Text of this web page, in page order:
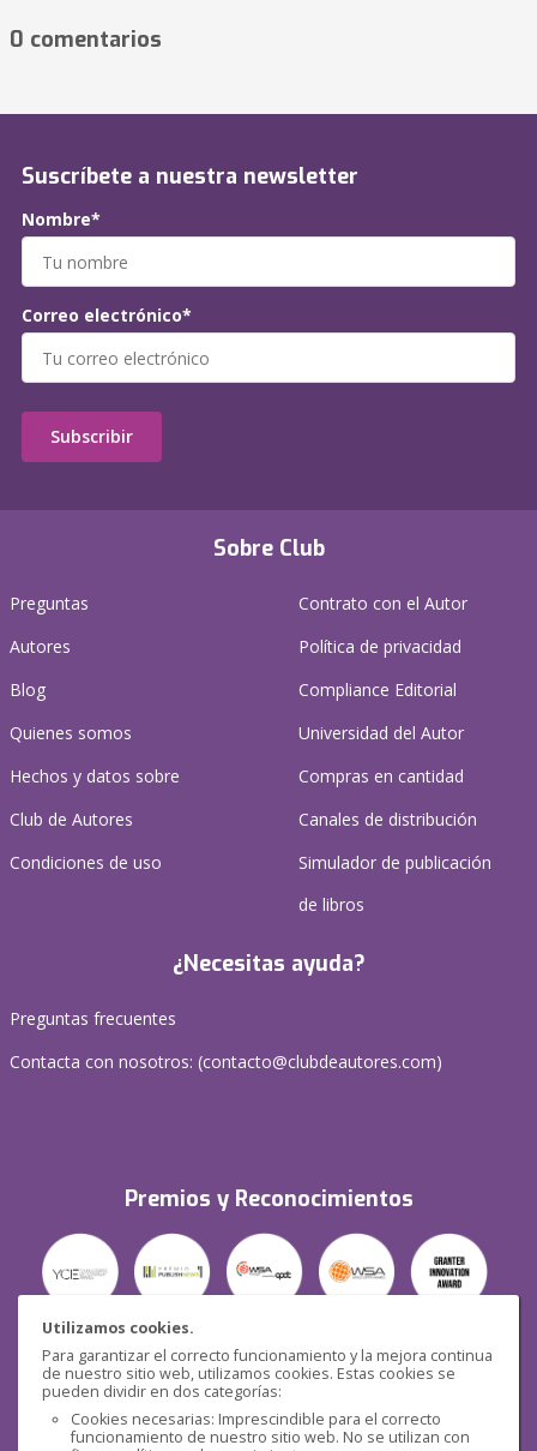
Utilizamos cookies.
Para garantizar el correcto funcionamiento y la mejora continua
de nuestro sitio web, utilizamos cookies. Estas cookies se
pueden dividir en dos categorías:
Cookies necesarias: Imprescindible para el correcto
funcionamiento de nuestro sitio web. No se utilizan con
0 comentarios
Sobre Club
Preguntas
Autores
Blog
Quienes somos
Hechos y datos sobre
Club de Autores
Condiciones de uso
Contrato con el Autor
Política de privacidad
Compliance Editorial
Universidad del Autor
Compras en cantidad
Canales de distribución
Simulador de publicación
de libros
¿Necesitas ayuda?
Preguntas frecuentes
Contacta con nosotros: (contacto@clubdeautores.com)
Premios y Reconocimientos
Seguridad
Suscríbete a nuestra newsletter
Nombre*
Correo electrónico*
Subscribir